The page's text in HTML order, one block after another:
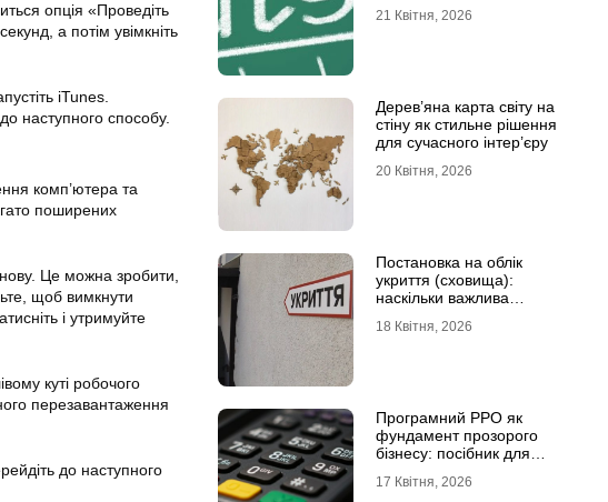
опція «Проведіть
а потім увімкніть
iTunes.
наступного способу.
комп’ютера та
поширених
Це можна зробити,
щоб вимкнути
і утримуйте
куті робочого
перезавантаження
до наступного
21 Квітня, 2026
Дерев’яна карта світу на
стіну як стильне рішення
для сучасного інтер’єру
20 Квітня, 2026
Постановка на облік
укриття (сховища):
наскільки важлива
18 Квітня, 2026
Програмний РРО як
фундамент прозорого
бізнесу: посібник для
17 Квітня, 2026